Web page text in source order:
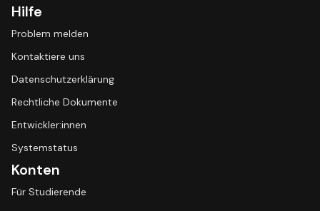
Hilfe
Problem melden
Kontaktiere uns
Datenschutzerklärung
Rechtliche Dokumente
Entwickler:innen
Systemstatus
Konten
Für Studierende